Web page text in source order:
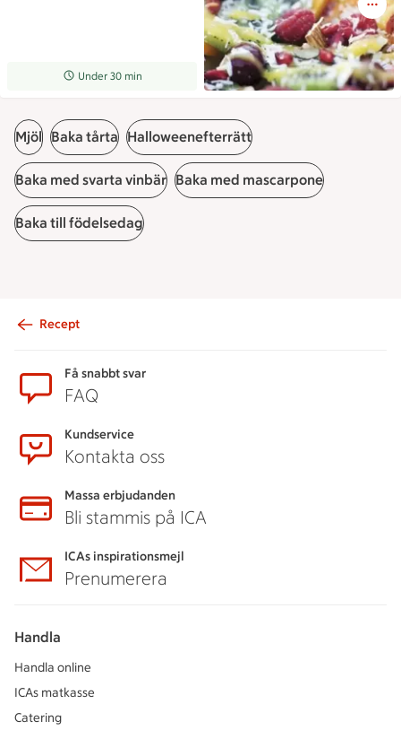
Receptet tar Under 30 min att tillaga
Under 30 min
Mjöl Baka tårta Halloweenefterrätt
Baka med svarta vinbär Baka med mascarpone
Baka till födelsedag
Recept
Få snabbt svar
FAQ
Kundservice
Kontakta oss
Massa erbjudanden
Bli stammis på ICA
ICAs inspirationsmejl
Prenumerera
Handla
Handla online
ICAs matkasse
Catering